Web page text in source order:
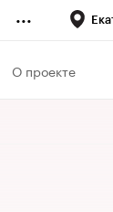
...
О проекте